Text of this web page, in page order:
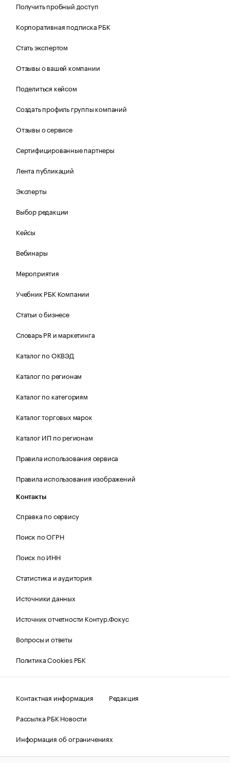
Получить пробный доступ
Корпоративная подписка РБК
Стать экспертом
Отзывы о вашей компании
Поделиться кейсом
Создать профиль группы компаний
Отзывы о сервисе
Сертифицированные партнеры
Лента публикаций
Эксперты
Выбор редакции
Кейсы
Вебинары
Мероприятия
Учебник РБК Компании
Статьи о бизнесе
Словарь PR и маркетинга
Каталог по ОКВЭД
Каталог по регионам
Каталог по категориям
Каталог торговых марок
Каталог ИП по регионам
Правила использования сервиса
Правила использования изображений
Контакты
Справка по сервису
Поиск по ОГРН
Поиск по ИНН
Статистика и аудитория
Источники данных
Источник отчетности Контур.Фокус
Вопросы и ответы
Политика Cookies РБК
Контактная информация
Редакция
Рассылка РБК Новости
Информация об ограничениях
Правовая информация
О соблюдении авторских прав